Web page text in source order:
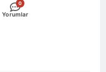
0
Yorumlar